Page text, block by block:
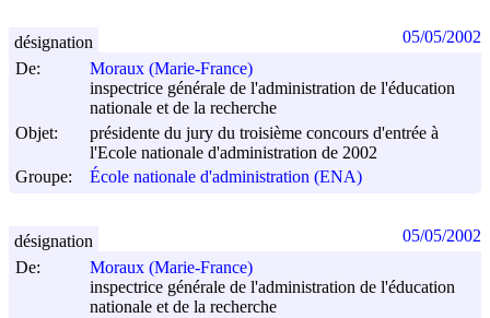
De:
Moraux (Marie-France)
inspectrice générale de l'administration de l'éducation
nationale et de la recherche
Objet:
présidente du jury du troisième concours d'entrée à
l'Ecole nationale d'administration de 2002
Groupe:
École nationale d'administration (ENA)
désignation 05/05/2002
De:
Moraux (Marie-France)
inspectrice générale de l'administration de l'éducation
nationale et de la recherche
désignation 05/05/2002